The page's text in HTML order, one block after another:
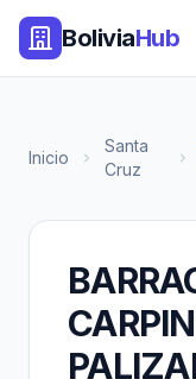
BoliviaHub
Inicio
Santa
Cruz